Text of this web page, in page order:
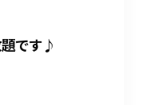
です♪